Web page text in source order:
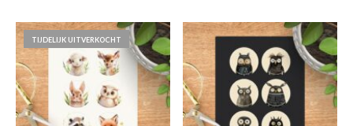
TIJDELIJK UITVERKOCHT